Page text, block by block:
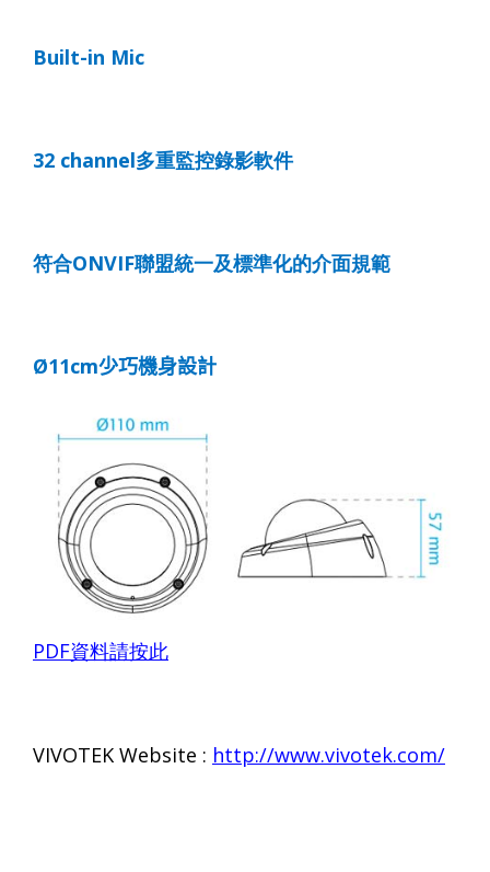
Built-in Mic
32 channel多重監控錄影軟件
符合ONVIF聯盟統一及標準化的介面規範
Ø11cm少巧機身設計
PDF資料請按此
VIVOTEK Website : http://www.vivotek.com/